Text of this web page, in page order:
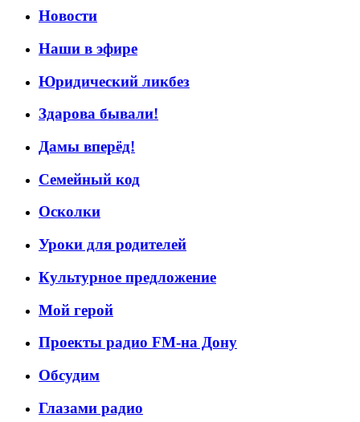
Новости
Наши в эфире
Юридический ликбез
Здарова бывали!
Дамы вперёд!
Семейный код
Осколки
Уроки для родителей
Культурное предложение
Мой герой
Проекты радио FM-на Дону
Обсудим
Глазами радио